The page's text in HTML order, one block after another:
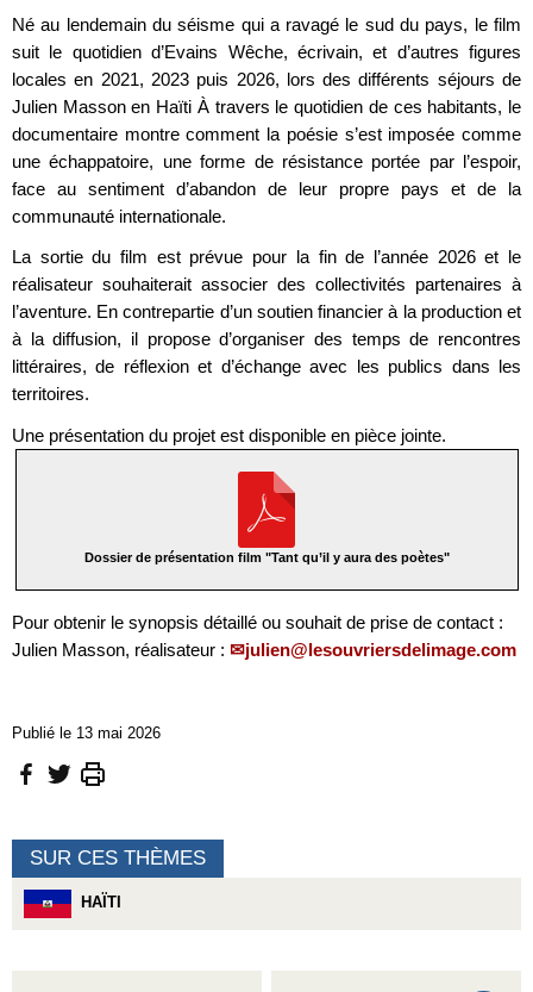
Né au lendemain du séisme qui a ravagé le sud du pays, le film
suit le quotidien d’Evains Wêche, écrivain, et d’autres figures
locales en 2021, 2023 puis 2026, lors des différents séjours de
Julien Masson en Haïti À travers le quotidien de ces habitants, le
documentaire montre comment la poésie s’est imposée comme
une échappatoire, une forme de résistance portée par l’espoir,
face au sentiment d’abandon de leur propre pays et de la
communauté internationale.
La sortie du film est prévue pour la fin de l’année 2026 et le
réalisateur souhaiterait associer des collectivités partenaires à
l’aventure. En contrepartie d’un soutien financier à la production et
à la diffusion, il propose d’organiser des temps de rencontres
littéraires, de réflexion et d’échange avec les publics dans les
territoires.
Une présentation du projet est disponible en pièce jointe.
Dossier de présentation film "Tant qu’il y aura des poètes"
Pour obtenir le synopsis détaillé ou souhait de prise de contact :
Julien Masson, réalisateur :
julien@lesouvriersdelimage.com
Publié le 13 mai 2026
SUR CES THÈMES
HAÏTI